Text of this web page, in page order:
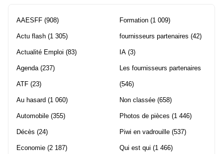
AAESFF (908)
Actu flash (1 305)
Actualité Emploi (83)
Agenda(237)
ATF (23)
Au hasard (1 060)
Automobile (355)
Décès (24)
Economie (2 187)
Formation (1 009)
fournisseurs partenaires (42)
IA (3)
Les fournisseurs partenaires
(546)
Non classée (658)
Photos de pièces (1 446)
Piwi en vadrouille (537)
Qui est qui (1 466)